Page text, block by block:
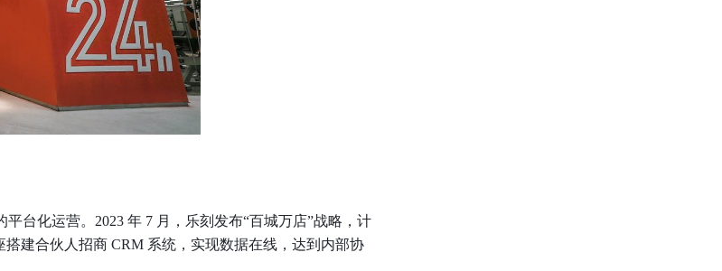
台化运营。2023 年 7 月，乐刻发布“百城万店”战略，计
建合伙人招商 CRM 系统，实现数据在线，达到内部协